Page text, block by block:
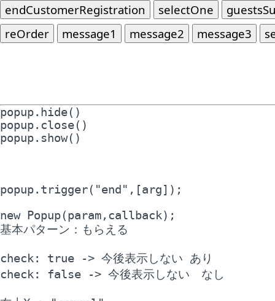
popup.hide()
popup.close()
popup.show()
popup.trigger("end",[arg]);
new Popup(param,callback);
基本パターン：もらえる
check: true -> 今後表示しない あり
check: false -> 今後表示しない　なし